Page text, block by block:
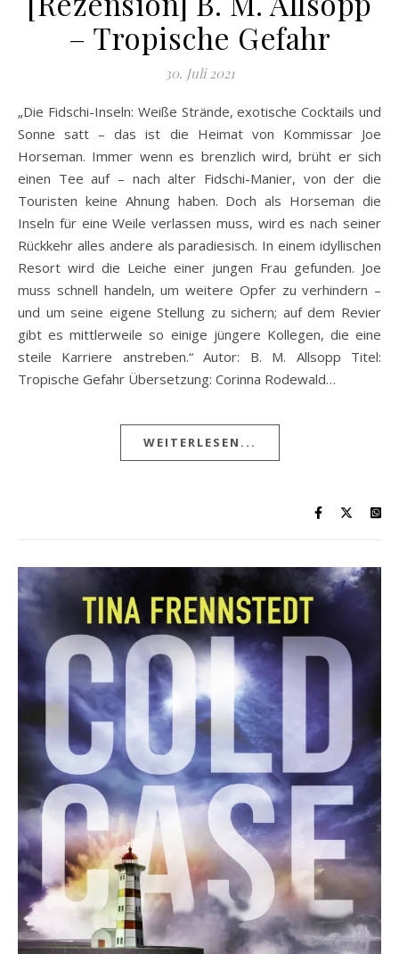
– Tropische Gefahr
30. Juli 2021
„Die Fidschi-Inseln: Weiße Strände, exotische Cocktails und
Sonne satt – das ist die Heimat von Kommissar Joe
Horseman. Immer wenn es brenzlich wird, brüht er sich
einen Tee auf – nach alter Fidschi-Manier, von der die
Touristen keine Ahnung haben. Doch als Horseman die
Inseln für eine Weile verlassen muss, wird es nach seiner
Rückkehr alles andere als paradiesisch. In einem idyllischen
Resort wird die Leiche einer jungen Frau gefunden. Joe
muss schnell handeln, um weitere Opfer zu verhindern –
und um seine eigene Stellung zu sichern; auf dem Revier
gibt es mittlerweile so einige jüngere Kollegen, die eine
steile Karriere anstreben.“ Autor: B. M. Allsopp Titel:
Tropische Gefahr Übersetzung: Corinna Rodewald…
WEITERLESEN...